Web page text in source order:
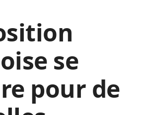
se
pour de